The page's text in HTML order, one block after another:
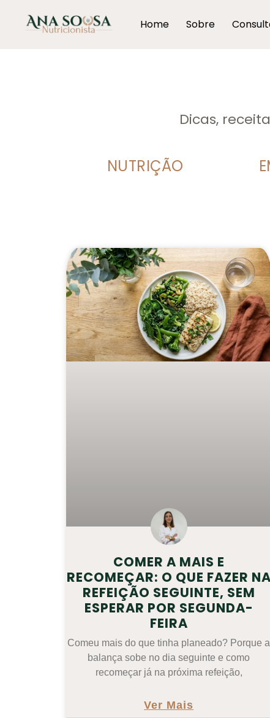
Home Sobre
Dicas,
NUTRIÇÃO
COMER A MAIS E
RECOMEÇAR: O QUE FAZER NA
REFEIÇÃO SEGUINTE, SEM
ESPERAR POR SEGUNDA-
FEIRA
Comeu mais do que tinha planeado? Porque a
balança sobe no dia seguinte e como
recomeçar já na próxima refeição,
Ver Mais